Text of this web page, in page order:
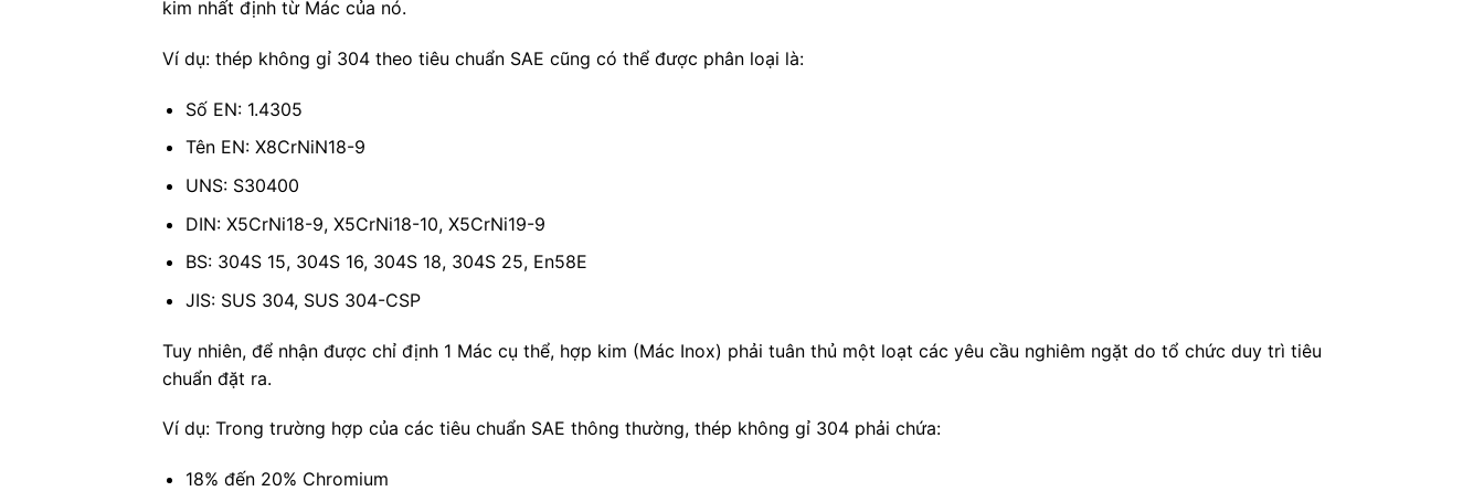
kim nhất định từ Mác của nó.
Ví dụ: thép không gỉ 304 theo tiêu chuẩn SAE cũng có thể được phân loại là:
Số EN: 1.4305
Tên EN: X8CrNiN18-9
UNS: S30400
DIN: X5CrNi18-9, X5CrNi18-10, X5CrNi19-9
BS: 304S 15, 304S 16, 304S 18, 304S 25, En58E
JIS: SUS 304, SUS 304-CSP
Tuy nhiên, để nhận được chỉ định 1 Mác cụ thể, hợp kim (Mác Inox) phải tuân thủ một loạt các yêu cầu nghiêm ngặt do tổ chức duy trì tiêu
chuẩn đặt ra.
Ví dụ: Trong trường hợp của các tiêu chuẩn SAE thông thường, thép không gỉ 304 phải chứa:
18% đến 20% Chromium